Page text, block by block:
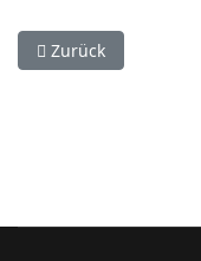
Vorheriger Beitrag:
Zurück